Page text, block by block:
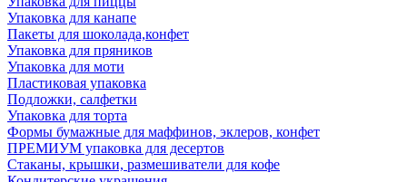
Упаковка для канапе
Пакеты для шоколада,конфет
Упаковка для пряников
Упаковка для моти
Пластиковая упаковка
Подложки, салфетки
Упаковка для торта
Формы бумажные для маффинов, эклеров, конфет
ПРЕМИУМ упаковка для десертов
Стаканы, крышки, размешиватели для кофе